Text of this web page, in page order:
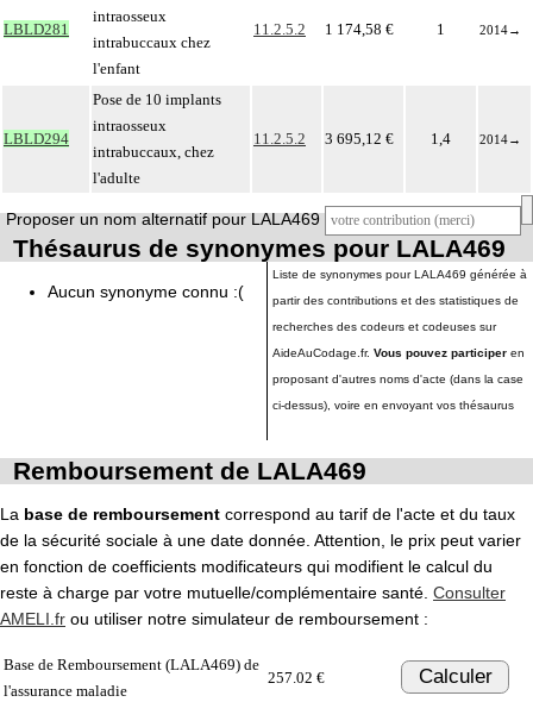
LBLD281
intraosseux
intrabuccaux chez
l'enfant
11.2.5.2 1 174,58 € 1 2014→
LBLD294
Pose de 10 implants
intraosseux
intrabuccaux, chez
l'adulte
11.2.5.2 3 695,12 € 1,4 2014→
Proposer un nom alternatif pour LALA469
Thésaurus de synonymes pour LALA469
Aucun synonyme connu :(
Liste de synonymes pour LALA469 générée à
partir des contributions et des statistiques de
recherches des codeurs et codeuses sur
AideAuCodage.fr. Vous pouvez participer en
proposant d'autres noms d'acte (dans la case
ci-dessus), voire en envoyant vos thésaurus
Remboursement de LALA469
La base de remboursement correspond au tarif de l'acte et du taux
de la sécurité sociale à une date donnée. Attention, le prix peut varier
en fonction de coefficients modificateurs qui modifient le calcul du
reste à charge par votre mutuelle/complémentaire santé. Consulter
AMELI.fr ou utiliser notre simulateur de remboursement :
Base de Remboursement (LALA469) de
l'assurance maladie
257.02 € Calculer